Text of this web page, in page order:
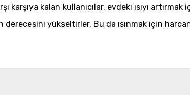
kalan kullanıcılar, evdeki ısıyı artırmak
yükseltirler. Bu da ısınmak için